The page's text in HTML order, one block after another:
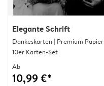
Elegante Schrift
Dankeskarten | Premium Papier
10er Karten-Set
Ab
10,99 €*